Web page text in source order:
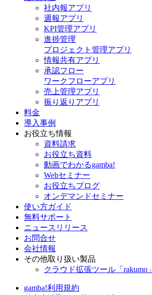
社内報アプリ
週報アプリ
KPI管理アプリ
進捗管理
プロジェクト管理アプリ
情報共有アプリ
承認フロー
ワークフローアプリ
売上管理アプリ
振り返りアプリ
料金
導入事例
お役立ち情報
資料請求
お役立ち資料
動画でわかるgamba!
Webセミナー
お役立ちブログ
オンデマンドセミナー
使い方ガイド
無料サポート
ニュースリリース
お問合せ
会社情報
その他取り扱い製品
クラウド拡張ツール「rakumo」
gamba!利用規約